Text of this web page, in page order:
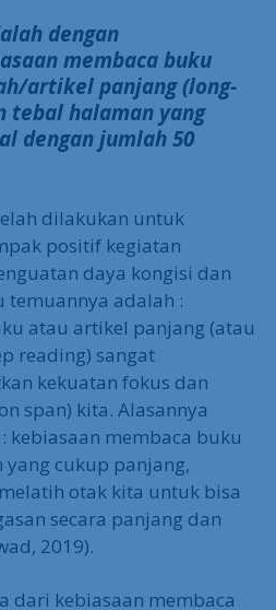
dengan
membaca buku
artikel panjang (long-
tebal halaman yang
dengan jumlah 50
dilakukan untuk
positif kegiatan
daya kongisi dan
temuannya adalah :
atau artikel panjang (atau
reading) sangat
kekuatan fokus dan
span) kita. Alasannya
kebiasaan membaca buku
cukup panjang,
otak kita untuk bisa
secara panjang dan
2019).
dari kebiasaan membaca